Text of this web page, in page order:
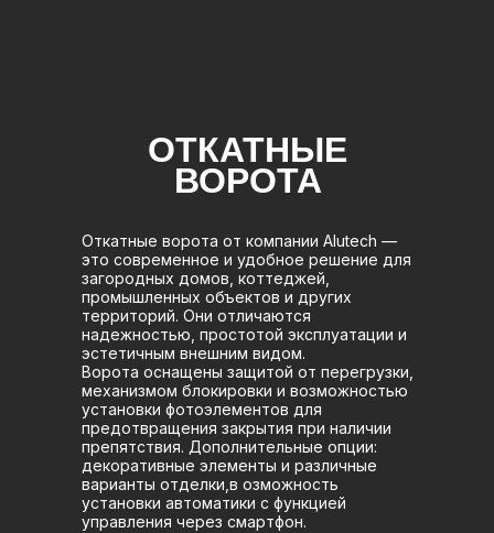
ОТКАТНЫЕ
ВОРОТА
Откатные ворота от компании Alutech —
это современное и удобное решение для
загородных домов, коттеджей,
промышленных объектов и других
территорий. Они отличаются
надежностью, простотой эксплуатации и
эстетичным внешним видом.
Ворота оснащены защитой от перегрузки,
механизмом блокировки и возможностью
установки фотоэлементов для
предотвращения закрытия при наличии
препятствия. Дополнительные опции:
декоративные элементы и различные
варианты отделки,в озможность
установки автоматики с функцией
управления через смартфон.